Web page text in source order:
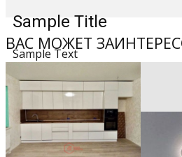
Sample Title
Sample Text
ВАС МОЖЕТ